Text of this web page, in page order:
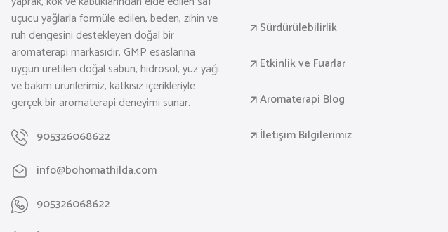
uçucu yağlarla formüle edilen, beden, zihin ve
ruh dengesini destekleyen doğal bir
aromaterapi markasıdır. GMP esaslarına
uygun üretilen doğal sabun, hidrosol, yüz yağı
ve bakım ürünlerimiz, katkısız içerikleriyle
gerçek bir aromaterapi deneyimi sunar.
905326068622
info@bohomathilda.com
905326068622
Sürdürülebilirlik
Etkinlik ve Fuarlar
Aromaterapi Blog
İletişim Bilgilerimiz